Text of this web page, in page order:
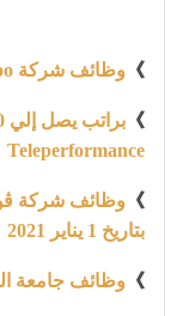
》 وظائف شركة Oppo بتاريخ 31 ديسمبر
》
Teleperformance
》
بتاريخ 1 يناير 2021
》 وظائف جامعة الجيزة